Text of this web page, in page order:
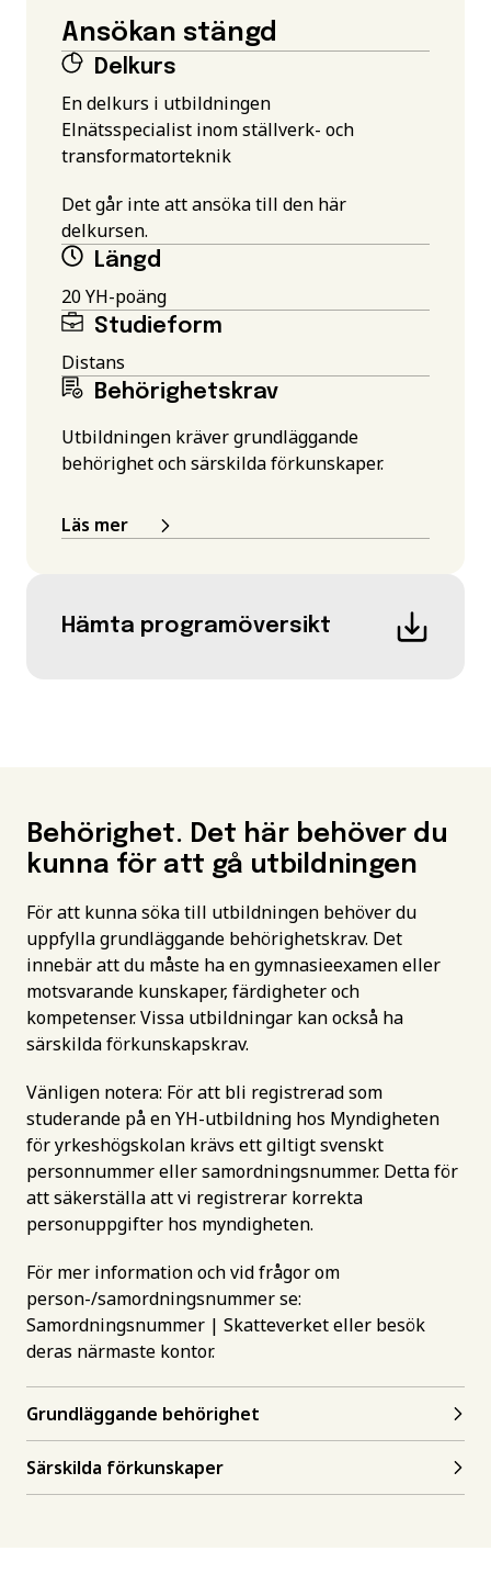
Ansökan stängd
Delkurs
En delkurs i utbildningen
Elnätsspecialist inom ställverk- och
transformatorteknik
Det går inte att ansöka till den här
delkursen.
Längd
20 YH-poäng
Studieform
Distans
Behörighetskrav
Utbildningen kräver grundläggande
behörighet och särskilda förkunskaper.
Läs mer
Hämta programöversikt
Behörighet. Det här behöver du
kunna för att gå utbildningen
För att kunna söka till utbildningen behöver du
uppfylla grundläggande behörighetskrav. Det
innebär att du måste ha en gymnasieexamen eller
motsvarande kunskaper, färdigheter och
kompetenser. Vissa utbildningar kan också ha
särskilda förkunskapskrav.
Vänligen notera: För att bli registrerad som
studerande på en YH-utbildning hos Myndigheten
för yrkeshögskolan krävs ett giltigt svenskt
personnummer eller samordningsnummer. Detta för
att säkerställa att vi registrerar korrekta
personuppgifter hos myndigheten.
För mer information och vid frågor om
person-/samordningsnummer se:
Samordningsnummer | Skatteverketeller besök
deras närmaste kontor.
Grundläggande behörighet
Särskilda förkunskaper